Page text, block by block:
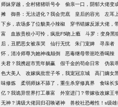
师妹穿越，全村猪猪听号令
偷亲一口，阴郁大佬变
摊
御兽：无法进化？我会兜底 皇后的容光 左耳
下乡，农场多了位貌美小辣椒
穿书错嫁反派大佬，
富
血族贵校小可怜，疯批F5吻上瘾 斗罗：变身黑
后，丑肥恶女被亲哭
仙行无忧 朱门宠婢 寻亲者
怀，清冷师尊为她神魂颠倒
恶毒继母带崽吃香喝辣
夫君？我携超市荒年躺赢
假千金的苟命日常 伪装
色大美人
改嫁疯批世子爷，我宠冠京城 高门嫡女
味修炼
柔弱师妹不舔了，重生杀穿修真界 食味长
亿？我诡异世界打工暴富
外室进门？带嫁妆改嫁王
无神？满级大佬回归召唤诸神
兽校社恐雌性！s级